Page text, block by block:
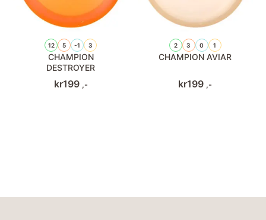
12 5 -1 3
CHAMPION
DESTROYER
kr199 ,-
2 3 0 1
CHAMPION AVIAR
kr199 ,-